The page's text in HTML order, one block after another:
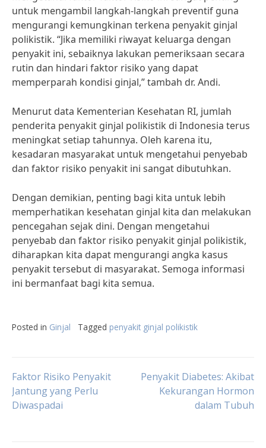
untuk mengambil langkah-langkah preventif guna
mengurangi kemungkinan terkena penyakit ginjal
polikistik. “Jika memiliki riwayat keluarga dengan
penyakit ini, sebaiknya lakukan pemeriksaan secara
rutin dan hindari faktor risiko yang dapat
memperparah kondisi ginjal,” tambah dr. Andi.
Menurut data Kementerian Kesehatan RI, jumlah
penderita penyakit ginjal polikistik di Indonesia terus
meningkat setiap tahunnya. Oleh karena itu,
kesadaran masyarakat untuk mengetahui penyebab
dan faktor risiko penyakit ini sangat dibutuhkan.
Dengan demikian, penting bagi kita untuk lebih
memperhatikan kesehatan ginjal kita dan melakukan
pencegahan sejak dini. Dengan mengetahui
penyebab dan faktor risiko penyakit ginjal polikistik,
diharapkan kita dapat mengurangi angka kasus
penyakit tersebut di masyarakat. Semoga informasi
ini bermanfaat bagi kita semua.
Posted in Ginjal Tagged penyakit ginjal polikistik
Post
navigation
Faktor Risiko Penyakit
Jantung yang Perlu
Diwaspadai
Penyakit Diabetes: Akibat
Kekurangan Hormon
dalam Tubuh